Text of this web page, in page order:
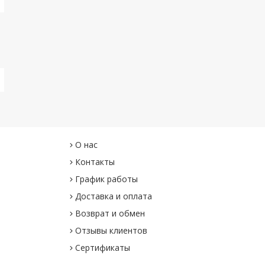
О нас
Контакты
График работы
Доставка и оплата
Возврат и обмен
Отзывы клиентов
Сертификаты